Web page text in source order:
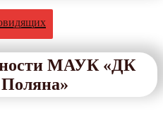
МАУК «ДК